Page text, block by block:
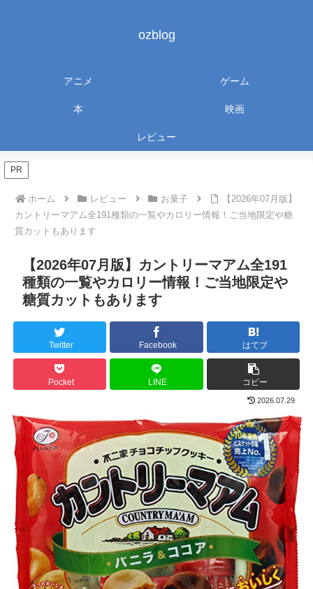
ozblog
アニメ ゲーム
本 映画
レビュー
ホーム レビュー お菓子
【2026年07月版】
カントリーマアム全191種類の一覧やカロリー情報！ご当地限定や糖
質カットもあります
PR
【2026年07月版】カントリーマアム全191
種類の一覧やカロリー情報！ご当地限定や
糖質カットもあります
Twitter Facebook はてブ
Pocket LINE コピー
2026.07.29